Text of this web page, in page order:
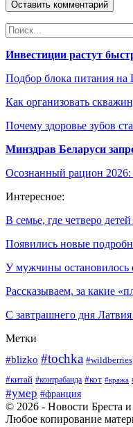
Инвестиции растут
Подбор блока питания на
Как организовать
Почему здоровье зубов
Минздрав Беларуси
Осознанный рацион 2026:
Интересное:
В семье, где четверо
Появились новые
У мужчины остановилось
Рассказываем, за какие
С завтрашнего дня
Метки
#blizko #tochka #wildberries
#китай #контрабанда #кот #кража
#умер #франция
© 2026 - Новости Бреста
Любое копирование